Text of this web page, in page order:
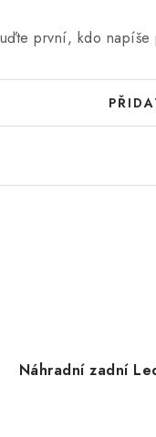
první, kdo
Náhradní zadní